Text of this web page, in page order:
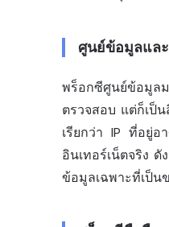
ศูนย์ข้อมูลแล
พร็อกซีศูนย์ข้อมูลม
ตรวจสอบ แต่ก็เป็
เรียกว่า IP ที่อยู่อ
อินเทอร์เน็ตจริง
ข้อมูลเฉพาะที่เป็น